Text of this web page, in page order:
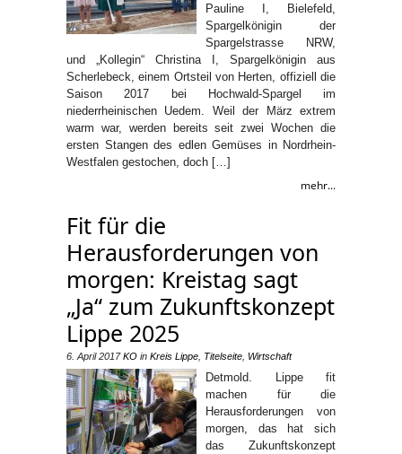
Pauline I, Bielefeld,
Spargelkönigin der
Spargelstrasse NRW,
und „Kollegin“ Christina I, Spargelkönigin aus
Scherlebeck, einem Ortsteil von Herten, offiziell die
Saison 2017 bei Hochwald-Spargel im
niederrheinischen Uedem. Weil der März extrem
warm war, werden bereits seit zwei Wochen die
ersten Stangen des edlen Gemüses in Nordrhein-
Westfalen gestochen, doch […]
mehr...
Fit für die
Herausforderungen von
morgen: Kreistag sagt
„Ja“ zum Zukunftskonzept
Lippe 2025
6. April 2017 KO in Kreis Lippe Titelseite Wirtschaft
Detmold. Lippe fit
machen für die
Herausforderungen von
morgen, das hat sich
das Zukunftskonzept